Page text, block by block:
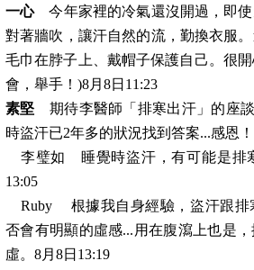
一心今年家裡的冷氣還沒開過，即使
對著牆吹，讓汗自然的流，勤換衣服
毛巾在脖子上、戴帽子保護自己。很
會，舉手！)8月8日11:23
素堅 期待李醫師「排寒出汗」的座
時盜汗已2年多的狀況找到答案...感恩
李璧如 睡覺時盜汗，有可能是排
13:05
Ruby 根據我自身經驗，盜汗跟排
否會有明顯的虛感...用在腹瀉上也是
虛。8月8日13:19